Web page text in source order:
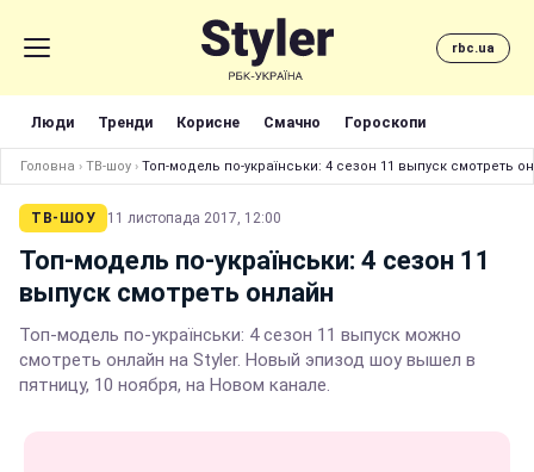
rbc.ua
Люди Тренди Корисне Смачно Гороскопи
Головна › ТВ-шоу › Топ-модель по-українськи: 4 сезон 11 выпуск смотреть
ТВ-ШОУ 11 листопада 2017, 12:00
Топ-модель по-українськи: 4 сезон 11
выпуск смотреть онлайн
Топ-модель по-українськи: 4 сезон 11 выпуск можно
смотреть онлайн на Styler. Новый эпизод шоу вышел в
пятницу, 10 ноября, на Новом канале.